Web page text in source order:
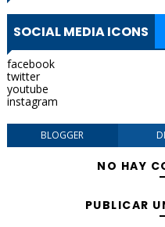
SOCIAL MEDIA ICONS
facebook
twitter
youtube
instagram
BLOGGER
NO HAY
PUBLICAR